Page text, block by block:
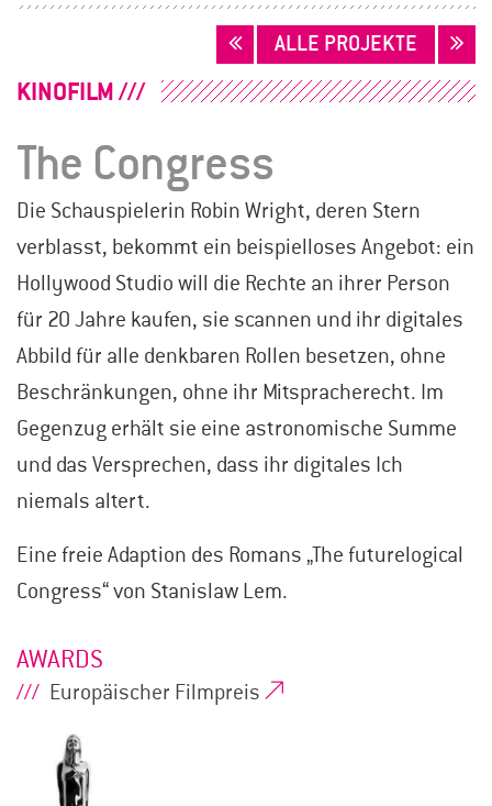
BEITRAGSNAVIGATION ALLE PROJEKTE
KINOFILM
The Congress
Die Schauspielerin Robin Wright, deren Stern
verblasst, bekommt ein beispielloses Angebot: ein
Hollywood Studio will die Rechte an ihrer Person
für 20 Jahre kaufen, sie scannen und ihr digitales
Abbild für alle denkbaren Rollen besetzen, ohne
Beschränkungen, ohne ihr Mitspracherecht. Im
Gegenzug erhält sie eine astronomische Summe
und das Versprechen, dass ihr digitales Ich
niemals altert.
Eine freie Adaption des Romans „The futurelogical
Congress“ von Stanislaw Lem.
AWARDS
Europäischer Filmpreis